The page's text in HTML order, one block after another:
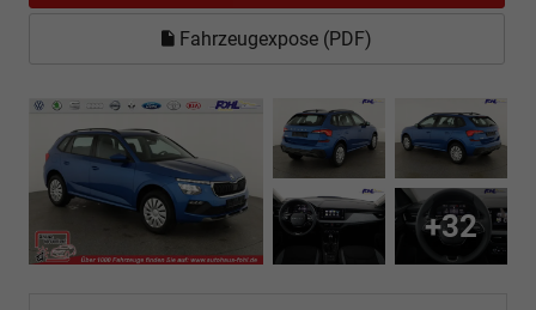
Fahrzeugexpose (PDF)
+32